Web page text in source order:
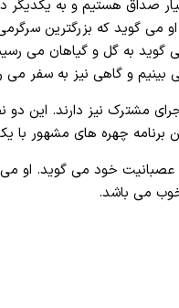
صداق هستیم و به یکدیگر
می گوید که بزرگترین
گوید به گل و گیاهان می
بینیم و گاهی نیز به سفر می
مشترک نیز دارند. این
برنامه چهره های مشهور با
عصبانیت خود می گوید. او
خوب می باشد.